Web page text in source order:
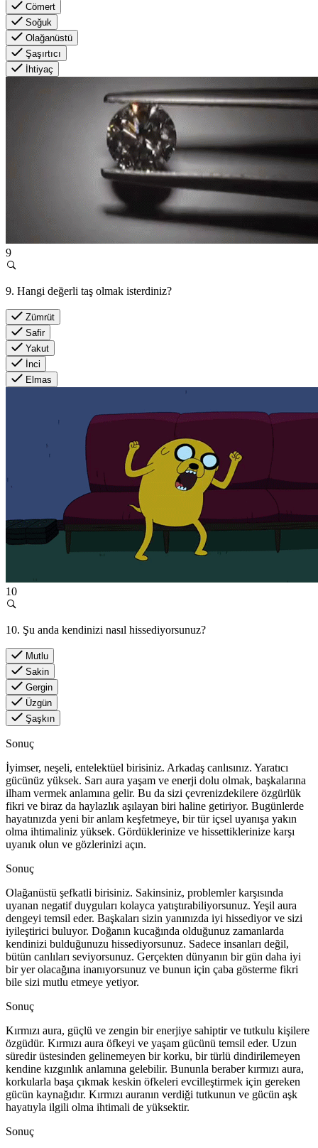
Cömert
Soğuk
Olağanüstü
Şaşırtıcı
İhtiyaç
9
9. Hangi değerli taş olmak isterdiniz?
Zümrüt
Safir
Yakut
İnci
Elmas
10
10. Şu anda kendinizi nasıl hissediyorsunuz?
Mutlu
Sakin
Gergin
Üzgün
Şaşkın
Sonuç
İyimser, neşeli, entelektüel birisiniz. Arkadaş canlısınız. Yaratıcı
gücünüz yüksek. Sarı aura yaşam ve enerji dolu olmak, başkalarına
ilham vermek anlamına gelir. Bu da sizi çevrenizdekilere özgürlük
fikri ve biraz da haylazlık aşılayan biri haline getiriyor. Bugünlerde
hayatınızda yeni bir anlam keşfetmeye, bir tür içsel uyanışa yakın
olma ihtimaliniz yüksek. Gördüklerinize ve hissettiklerinize karşı
uyanık olun ve gözlerinizi açın.
Sonuç
Olağanüstü şefkatli birisiniz. Sakinsiniz, problemler karşısında
uyanan negatif duyguları kolayca yatıştırabiliyorsunuz. Yeşil aura
dengeyi temsil eder. Başkaları sizin yanınızda iyi hissediyor ve sizi
iyileştirici buluyor. Doğanın kucağında olduğunuz zamanlarda
kendinizi bulduğunuzu hissediyorsunuz. Sadece insanları değil,
bütün canlıları seviyorsunuz. Gerçekten dünyanın bir gün daha iyi
bir yer olacağına inanıyorsunuz ve bunun için çaba gösterme fikri
bile sizi mutlu etmeye yetiyor.
Sonuç
Kırmızı aura, güçlü ve zengin bir enerjiye sahiptir ve tutkulu kişilere
özgüdür. Kırmızı aura öfkeyi ve yaşam gücünü temsil eder. Uzun
süredir üstesinden gelinemeyen bir korku, bir türlü dindirilemeyen
kendine kızgınlık anlamına gelebilir. Bununla beraber kırmızı aura,
korkularla başa çıkmak keskin öfkeleri evcilleştirmek için gereken
gücün kaynağıdır. Kırmızı auranın verdiği tutkunun ve gücün aşk
hayatıyla ilgili olma ihtimali de yüksektir.
Sonuç